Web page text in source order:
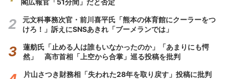
閣広報官「51分間」だと否定
元文科事務次官・前川喜平氏「熊本の体育館にクーラーをつ
けろ！」訴えにSNSあきれ「ブーメランでは」
蓮舫氏「止める人は誰もいなかったのか」「あまりにも愕
然」 高市首相「上空から合掌」巡る投稿を批判
片山さつき財務相「失われた28年を取り戻す」投稿に批判